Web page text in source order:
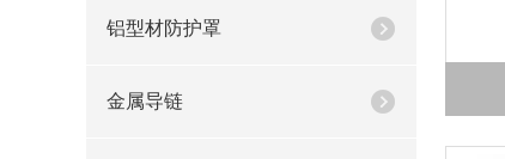
铝型材防护罩
金属导链